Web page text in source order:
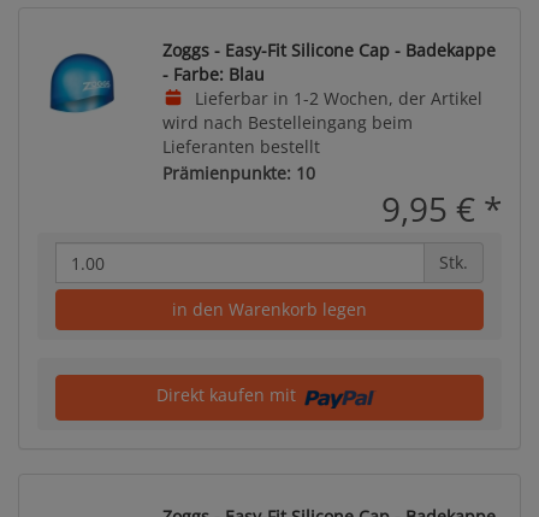
Zoggs - Easy-Fit Silicone Cap - Badekappe
- Farbe: Blau
Lieferbar in 1-2 Wochen, der Artikel
wird nach Bestelleingang beim
Lieferanten bestellt
Prämienpunkte: 10
9,95 € *
Stk.
in den Warenkorb legen
Direkt kaufen mit